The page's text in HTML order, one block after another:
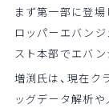
まず第一部に登
ロッパーエバン
スト本部でエバン
増渕氏は、現在ク
ッグデータ解析